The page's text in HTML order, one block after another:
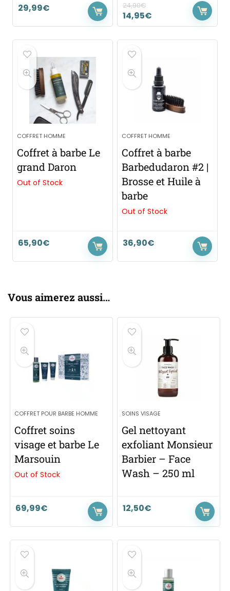
29,99€ 24,90€
14,95€
COFFRET HOMME
Coffret à barbe Le
grand Daron
Out of Stock
65,90€
COFFRET HOMME
Coffret à barbe
Barbedudaron #2 |
Brosse et Huile à
barbe
Out of Stock
36,90€
Vous aimerez aussi…
COFFRET POUR BARBE HOMME
Coffret soins
visage et barbe Le
Marsouin
Out of Stock
69,99€
SOINS VISAGE
Gel nettoyant
exfoliant Monsieur
Barbier – Face
Wash – 250 ml
12,50€